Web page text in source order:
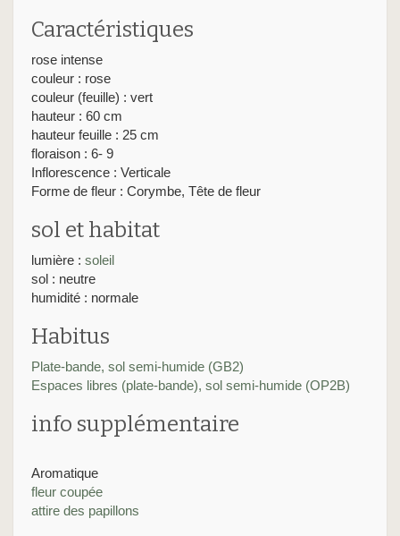
Caractéristiques
rose intense
couleur : rose
couleur (feuille) : vert
hauteur : 60 cm
hauteur feuille : 25 cm
floraison : 6- 9
Inflorescence : Verticale
Forme de fleur : Corymbe, Tête de fleur
sol et habitat
lumière : soleil
sol : neutre
humidité : normale
Habitus
Plate-bande, sol semi-humide (GB2)
Espaces libres (plate-bande), sol semi-humide (OP2B)
info supplémentaire
Aromatique
fleur coupée
attire des papillons